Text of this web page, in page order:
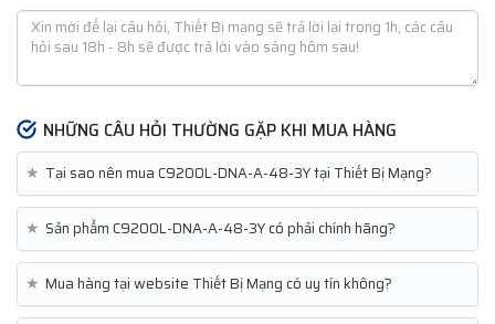
NHỮNG CÂU HỎI THƯỜNG GẶP KHI MUA HÀNG
★ Tại sao nên mua C9200L-DNA-A-48-3Y tại Thiết Bị Mạng?
★ Sản phẩm C9200L-DNA-A-48-3Y có phải chính hãng?
★ Mua hàng tại website Thiết Bị Mạng có uy tín không?